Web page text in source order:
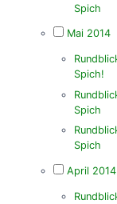
Spich
Mai 2014
Spich!
Spich
Spich
April 2014